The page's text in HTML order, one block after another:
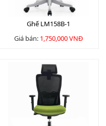
Ghế LM158B-1
Giá bán: 1,750,000 VNĐ